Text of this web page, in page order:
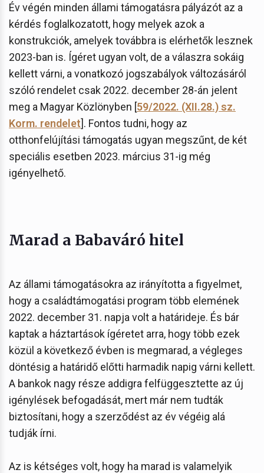
Év végén minden állami támogatásra pályázót az a
kérdés foglalkozatott, hogy melyek azok a
konstrukciók, amelyek továbbra is elérhetők lesznek
2023-ban is. Ígéret ugyan volt, de a válaszra sokáig
kellett várni, a vonatkozó jogszabályok változásáról
szóló rendelet csak 2022. december 28-án jelent
meg a Magyar Közlönyben [59/2022. (XII.28.) sz.
Korm. rendelet]. Fontos tudni, hogy az
otthonfelújítási támogatás ugyan megszűnt, de két
speciális esetben 2023. március 31-ig még
igényelhető.
Marad a Babaváró hitel
Az állami támogatásokra az irányította a figyelmet,
hogy a családtámogatási program több elemének
2022. december 31. napja volt a határideje. És bár
kaptak a háztartások ígéretet arra, hogy több ezek
közül a következő évben is megmarad, a végleges
döntésig a határidő előtti harmadik napig várni kellett.
A bankok nagy része addigra felfüggesztette az új
igénylések befogadását, mert már nem tudták
biztosítani, hogy a szerződést az év végéig alá
tudják írni.
Az is kétséges volt, hogy ha marad is valamelyik